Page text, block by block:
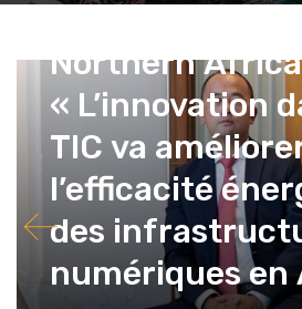
Northern
« L’innovation
TIC va
l’efficacité
des
numériques en